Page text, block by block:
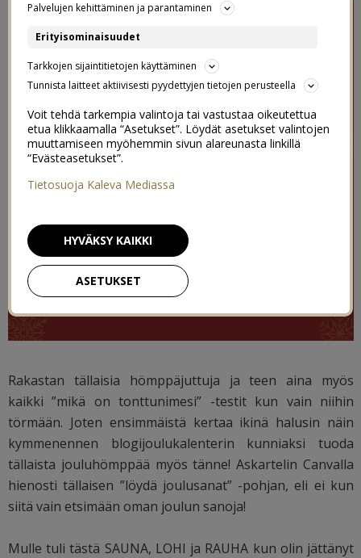
Rakastan tällaisia hömppäjuttuja ja teen aina myös
kaikki ”mikä on tonttunimesi” -testit kun vain niihin
törmään. Joten ensimmäistä kertaa ikinä halusin näin
kymmenennen blogijoulukalenterin kunniaksi tuoda
tällaista jouluhömppää myös tänne! Askartelin Canvalla
hienosti tällaisen ”löydä joulusanat” -pohjan, eli ei kun
siitä vain etsimään oman joulun sanoja!
Mulle tuli tästä SAUNA, LOHI ja RAUHA kun olin jättänyt
Palvelujen kehittäminen ja parantaminen
Erityisominaisuudet
Tarkkojen sijaintitietojen käyttäminen
Tunnista laitteet aktiivisesti pyydettyjen tietojen perusteella
Voit tehdä tarkempia valintoja tai vastustaa oikeutettua
etua klikkaamalla “Asetukset”. Löydät asetukset valintojen
muuttamiseen myöhemmin sivun alareunasta linkillä
“Evästeasetukset”.
Tietosuoja Kaleva Mediassa
ASETUKSET
HYVÄKSY KAIKKI